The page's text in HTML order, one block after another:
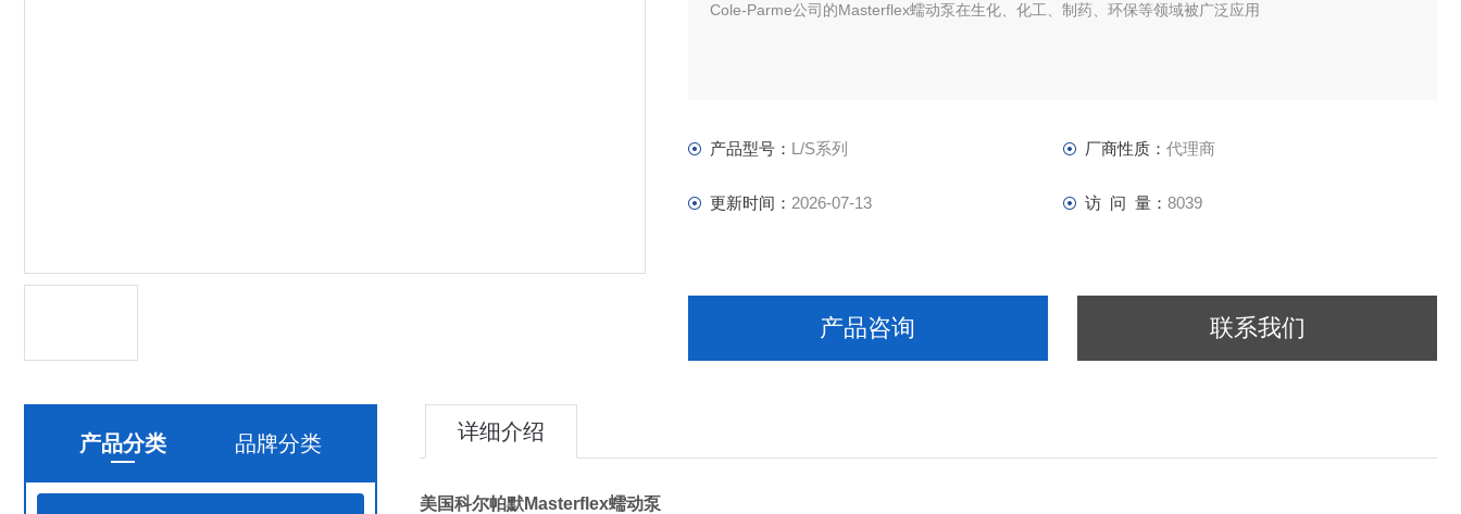
Cole-Parme公司的Masterflex蠕动泵在生化、化工、制药、环保等领域被广泛应用
产品型号： L/S系列 厂商性质： 代理商
更新时间： 2026-07-13 访 问 量： 8039
产品咨询 联系我们
产品分类 品牌分类 详细介绍
美国科尔帕默Masterflex蠕动泵